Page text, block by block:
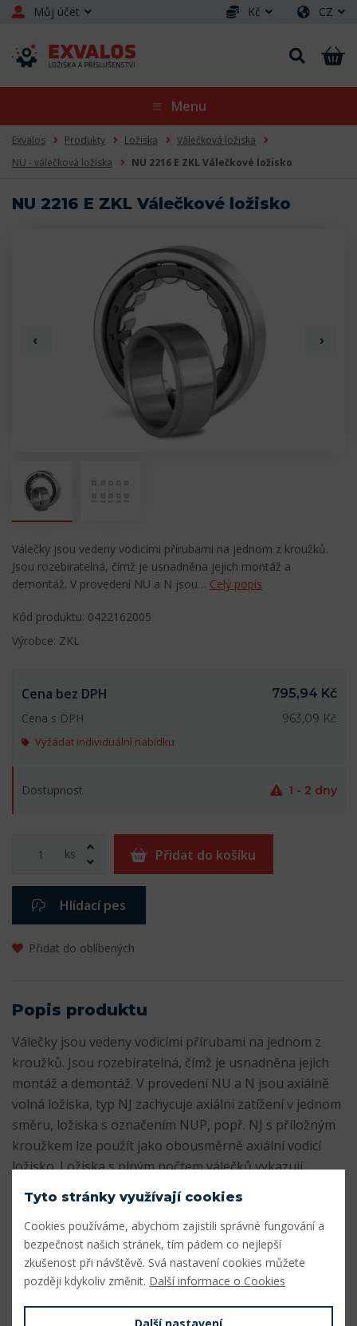
Můj účet Kč CZ
Menu
Exvalos Produkty Ložiska
Válečková ložiska
NU - válečková ložiska
NU 2216 E ZKL Válečkové ložisko
NU 2216 E ZKL Válečkové ložisko
Válečky jsou vedeny vodicími přírubami na jednom z kroužků.
Jsou rozebiratelná, čímž je usnadněna jejich montáž a
demontáž. V provedení NU a N jsou… Celý popis
Kód produktu: 0422162005
Výrobce: ZKL
Cena bez DPH
795,94 Kč
Cena s DPH
963,09 Kč
Vyžádat individuální nabídku
Dostupnost 1 - 2 dny
ks Přidat do košíku
Hlídací pes
Přidat do oblíbených
Popis produktu
Válečky jsou vedeny vodicími přírubami na jednom z
kroužků. Jsou rozebiratelná, čímž je usnadněna jejich
montáž a demontáž. V provedení NU a N jsou axiálně
volná ložiska, typ NJ zachycuje axiální zatížení v jednom
směru, ložiska s označením NUP, popř. NJ s příložným
kroužkem lze použít jako obousměrně axiální vodicí
ložisko. Ložiska s plným počtem válečků vykazují
zvláště vysokou únosnost při relativně malých
prostorových nárocích - označení NCF nebo NJG.
Parametry
Vnitřní průměr (mm)
Tyto stránky využívají cookies
Cookies používáme, abychom zajistili správné fungování a
bezpečnost našich stránek, tím pádem co nejlepší
zkušenost při návštěvě. Svá nastavení cookies můžete
později kdykoliv změnit. Další informace o Cookies